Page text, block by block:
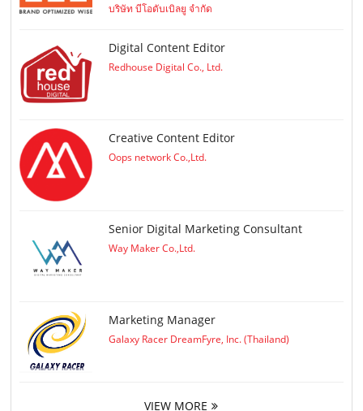
บริษัท บีโอดับเบิลยู จำกัด
Digital Content Editor
Redhouse Digital Co., Ltd.
Creative Content Editor
Oops network Co.,Ltd.
Senior Digital Marketing Consultant
Way Maker Co.,Ltd.
Marketing Manager
Galaxy Racer DreamFyre, Inc. (Thailand)
VIEW MORE